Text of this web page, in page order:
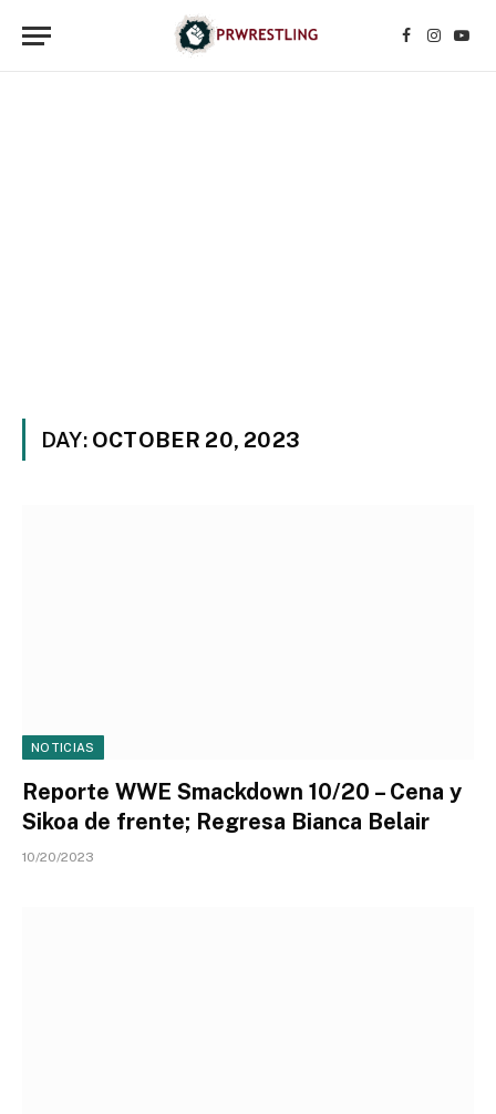
Facebook
DAY: OCTOBER 20, 2023
NOTICIAS
Reporte WWE Smackdown 10/20 – Cena y
Sikoa de frente; Regresa Bianca Belair
10/20/2023